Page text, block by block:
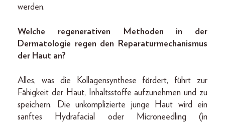
werden.
Welche regenerativen Methoden in der
Dermatologie regen den Reparaturmechanismus
der Haut an?
Alles, was die Kollagensynthese fördert, führt zur
Fähigkeit der Haut, Inhaltsstoffe aufzunehmen und zu
speichern. Die unkomplizierte junge Haut wird ein
sanftes Hydrafacial oder Microneedling (in